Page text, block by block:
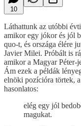
10
Láthattunk az utóbbi
amikor egy jókor és jól
quo-t, és országa élére
Javier Milei. Próbált is
amikor a Magyar Péter-
Ám ezek a példák
elnöki pozícióra törtek,
hasonlatos:
elég egy jól
magukat.